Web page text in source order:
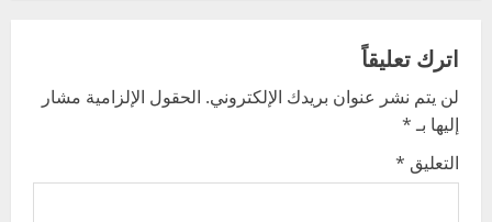
v
i
g
اترك تعليقاً
لن يتم نشر عنوان بريدك الإلكتروني. الحقول الإلزامية مشار
إليها بـ*
التعليق *